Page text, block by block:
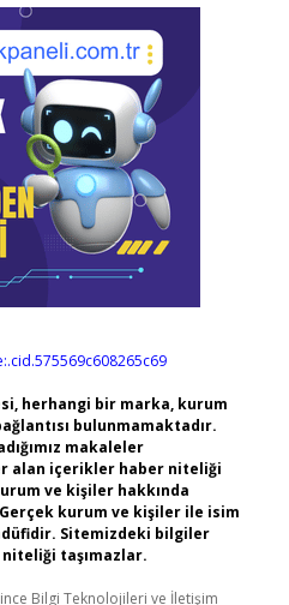
herhangi bir marka, kurum
bulunmamaktadır.
makaleler
alan içerikler haber niteliği
ve kişiler hakkında
kurum ve kişiler ile isim
Sitemizdeki bilgiler
taşımazlar.
Bilgi Teknolojileri ve İletişim